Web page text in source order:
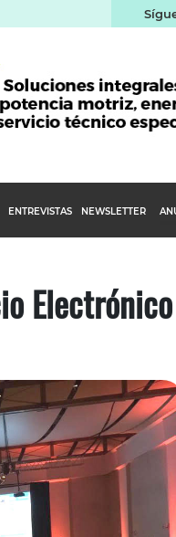
ENTREVISTAS NEWSLETTER
Electrónico